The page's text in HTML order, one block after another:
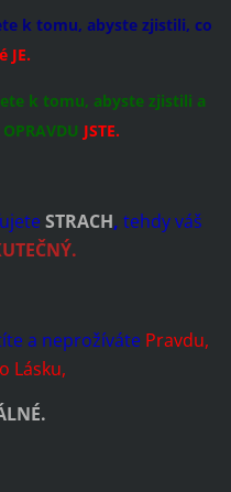
k tomu, abyste zjistili, co
JE.
k tomu, abyste zjistili a
JSTE.
STRACH, tehdy váš
a neprožíváte Pravdu,
Lásku,